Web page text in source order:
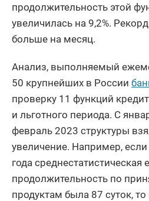
продолжительность этой
увеличилась на 9,2%.
больше на месяц.
Анализ, выполняемый
50 крупнейших в России
проверку 11 функций
и льготного периода. С
февраль 2023 структуры
увеличение. Например,
года среднестатистическая
продолжительность по
продуктам была 87 суток,